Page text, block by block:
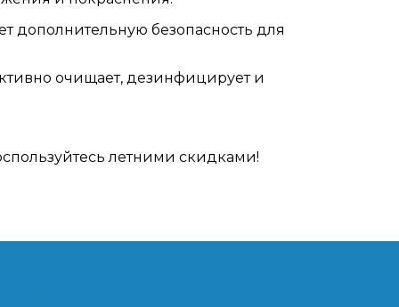
дополнительную безопасность для
очищает, дезинфицирует и
летними скидками!